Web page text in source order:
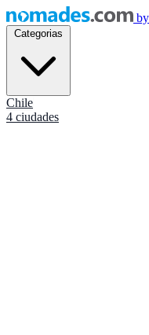
by
Chile
4 ciudades